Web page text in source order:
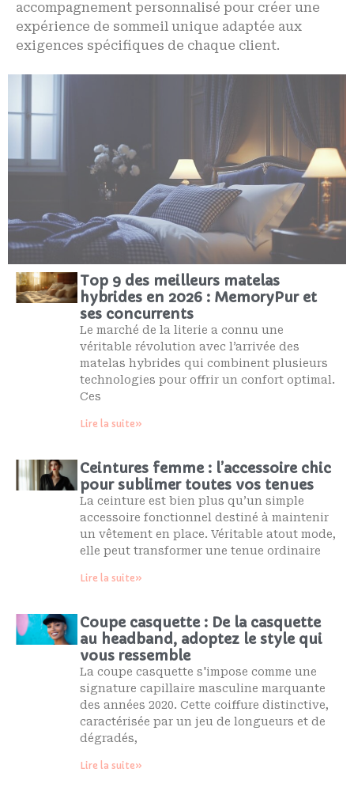
accompagnement personnalisé pour créer une
expérience de sommeil unique adaptée aux
exigences spécifiques de chaque client.
Top 9 des meilleurs matelas
hybrides en 2026 : MemoryPur et
ses concurrents
Le marché de la literie a connu une
véritable révolution avec l’arrivée des
matelas hybrides qui combinent plusieurs
technologies pour offrir un confort optimal.
Ces
Lire la suite»
Ceintures femme : l’accessoire chic
pour sublimer toutes vos tenues
La ceinture est bien plus qu’un simple
accessoire fonctionnel destiné à maintenir
un vêtement en place. Véritable atout mode,
elle peut transformer une tenue ordinaire
Lire la suite»
Coupe casquette : De la casquette
au headband, adoptez le style qui
vous ressemble
La coupe casquette s'impose comme une
signature capillaire masculine marquante
des années 2020. Cette coiffure distinctive,
caractérisée par un jeu de longueurs et de
dégradés,
Lire la suite»